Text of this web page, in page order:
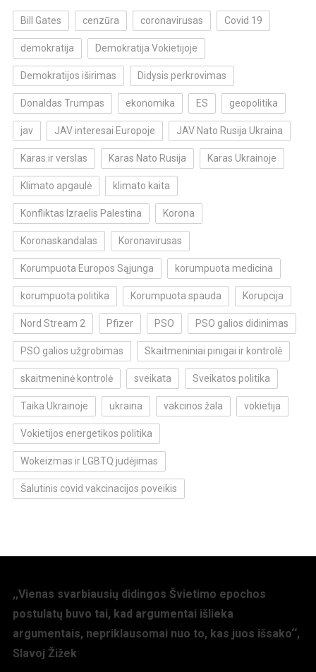
Bill Gates cenzūra coronavirusas Covid 19
demokratija Demokratija Vokietijoje
Demokratijos iširimas Didysis perkrovimas
Donaldas Trumpas ekonomika ES geopolitika
jav JAV interesai Europoje JAV Nato Rusija Ukraina
Karas ir verslas Karas Nato Rusija Karas Ukrainoje
Klimato apgaulė klimato kaita
Konfliktas Izraelis Palestina Korona
Koronaskandalas Koronavirusas
Korumpuota Europos Sąjunga korumpuota medicina
korumpuota politika Korumpuota spauda Korupcija
Nord Stream 2 Pfizer PSO PSO galios didinimas
PSO galios užgrobimas Skaitmeniniai pinigai ir kontrolė
skaitmeninė kontrolė sveikata Sveikatos politika
Taika Ukrainoje ukraina vakcinos žala vokietija
Vokietijos energetikos politika
Wokeizmas ir LGBTQ judėjimas
Šalutinis covid vakcinacijos poveikis
,,Vienas svarbiausių didingos Švietimo epochos
postulatų buvo tai, kad argumentai išlieka
argumentais, nepriklausomai nuo to, kas juos išsako‘‘,
Slavoj Žižek